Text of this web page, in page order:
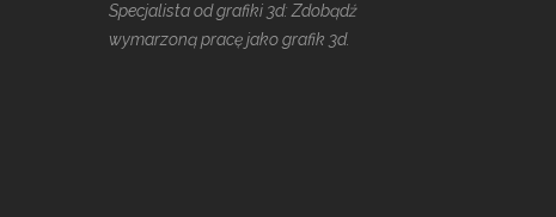
Specjalista od grafiki 3d: Zdobądź
wymarzoną pracę jako grafik 3d.